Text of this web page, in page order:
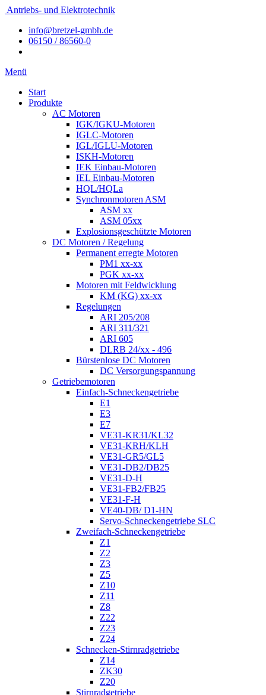
Antriebs- und Elektrotechnik
info@bretzel-gmbh.de
06150 / 86560-0
Menü
Start
Produkte
AC Motoren
IGK/IGKU-Motoren
IGLC-Motoren
IGL/IGLU-Motoren
ISKH-Motoren
IEK Einbau-Motoren
IEL Einbau-Motoren
HQL/HQLa
Synchronmotoren ASM
ASM xx
ASM 05xx
Explosionsgeschützte Motoren
DC Motoren / Regelung
Permanent erregte Motoren
PM1 xx-xx
PGK xx-xx
Motoren mit Feldwicklung
KM (KG) xx-xx
Regelungen
ARI 205/208
ARI 311/321
ARI 605
DLRB 24/xx - 496
Bürstenlose DC Motoren
DC Versorgungspannung
Getriebemotoren
Einfach-Schneckengetriebe
E1
E3
E7
VE31-KR31/KL32
VE31-KRH/KLH
VE31-GR5/GL5
VE31-DB2/DB25
VE31-D-H
VE31-FB2/FB25
VE31-F-H
VE40-DB/ D1-HN
Servo-Schneckengetriebe SLC
Zweifach-Schneckengetriebe
Z1
Z2
Z3
Z5
Z10
Z11
Z8
Z22
Z23
Z24
Schnecken-Stirnradgetriebe
Z14
ZK30
Z20
Stirnradgetriebe